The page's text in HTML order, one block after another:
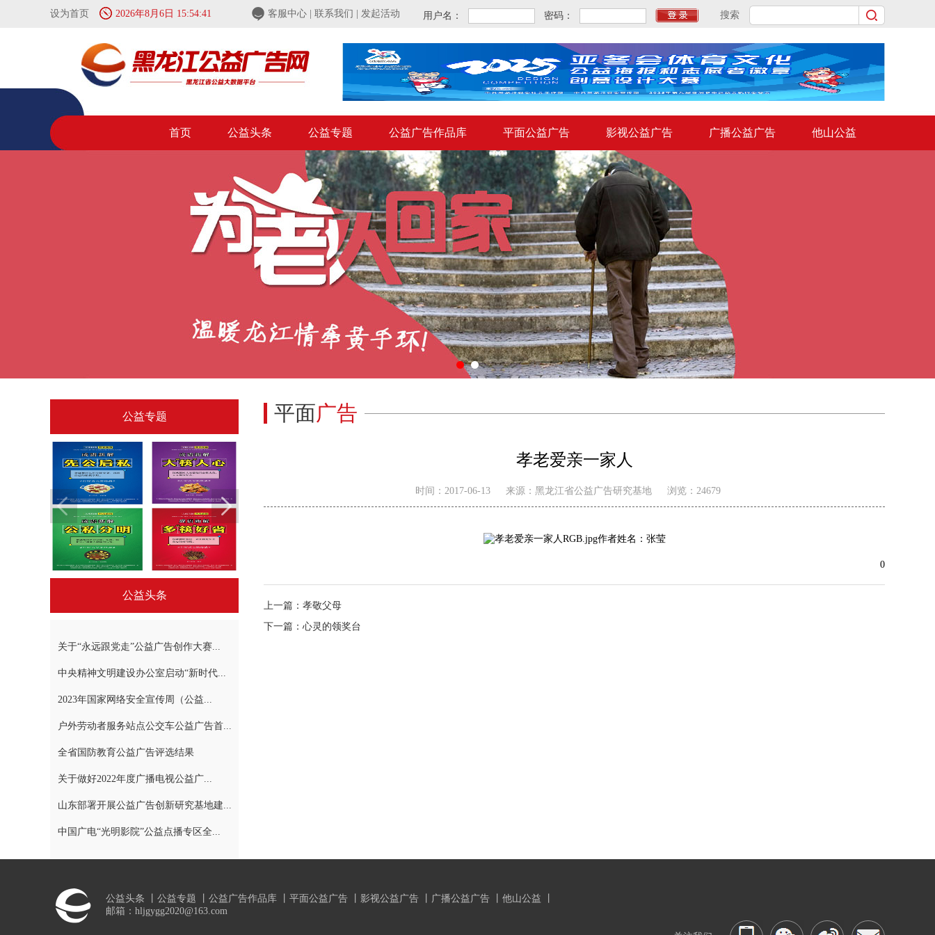
设为首页 2026年8月6日 15:54:42 客服中心 联系我们 发起活动 用户名： 密码： 搜索
首页 公益头条 公益专题 公益广告作品库 平面公益广告 影视公益广告 广播公益广告 他山公益
2
公益专题
“公筷行动”公益广告作品
公益头条
关于“永远跟党走”公益广告创作大赛...
中央精神文明建设办公室启动“新时代...
2023年国家网络安全宣传周（公益...
户外劳动者服务站点公交车公益广告首...
全省国防教育公益广告评选结果
关于做好2022年度广播电视公益广...
山东部署开展公益广告创新研究基地建...
中国广电“光明影院”公益点播专区全...
平面广告
孝老爱亲一家人
时间： 2017-06-13 来源： 黑龙江省公益广告研究基地 浏览： 24679
作者姓名：张莹
0
上一篇： 孝敬父母
下一篇： 心灵的领奖台
公益头条 公益专题 公益广告作品库 平面公益广告 影视公益广告 广播公益广告 他山公益
邮箱：hljgygg2020@163.com